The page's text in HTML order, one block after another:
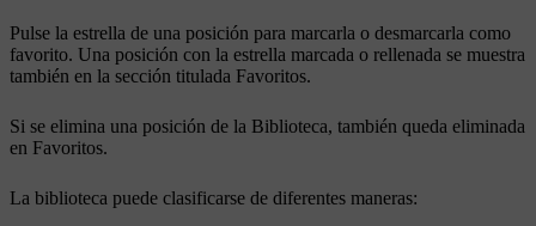
Pulse la estrella de una posición para marcarla o desmarcarla como
favorito. Una posición con la estrella marcada o rellenada se muestra
también en la sección titulada Favoritos.
Si se elimina una posición de la Biblioteca, también queda eliminada
en Favoritos.
La biblioteca puede clasificarse de diferentes maneras: